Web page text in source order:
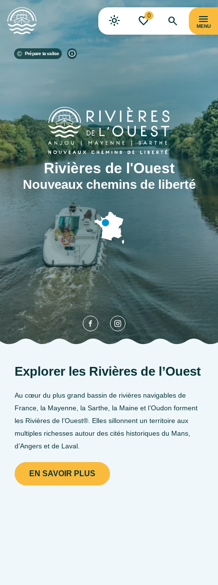
0
MENU
Prépare ta valise
Rivières de l'Ouest
Nouveaux chemins de liberté
Explorer les Rivières de l’Ouest
Au cœur du plus grand bassin de rivières navigables de
France, la Mayenne, la Sarthe, la Maine et l’Oudon forment
les Rivières de l’Ouest®. Elles sillonnent un territoire aux
multiples richesses autour des cités historiques du Mans,
d’Angers et de Laval.
EN SAVOIR PLUS